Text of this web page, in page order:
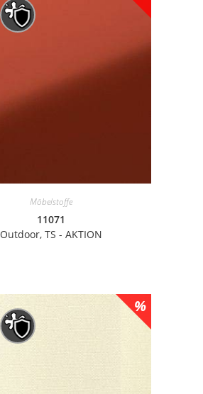
Möbelstoffe
11071
Outdoor, TS - AKTION